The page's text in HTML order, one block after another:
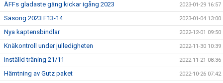
ÄFFs gladaste gäng kickar igång 2023 2023-01-29 16:57
Säsong 2023 F13-14 2023-01-04 13:00
Nya kaptensbindlar 2022-12-01 09:50
Knäkontroll under julledigheten 2022-11-30 10:39
Inställd träning 21/11 2022-11-21 08:36
Hämtning av Gutz paket 2022-10-26 07:42